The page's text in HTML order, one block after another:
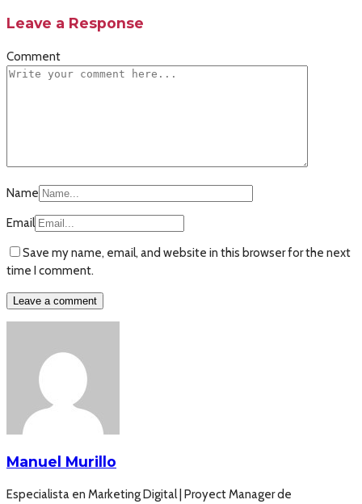
Leave a Response
Comment
Name
Email
Save my name, email, and website in this browser for the next
time I comment.
Manuel Murillo
Especialista en Marketing Digital | Proyect Manager de